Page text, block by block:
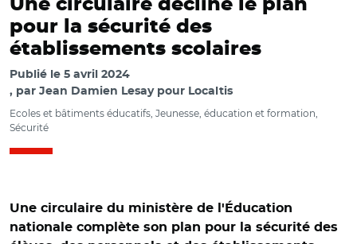
Une circulaire décline le plan
pour la sécurité des
établissements scolaires
Publié le 5 avril 2024
par Jean Damien Lesay pour Localtis
Ecoles et bâtiments éducatifs, Jeunesse, éducation et formation,
Sécurité
Une circulaire du ministère de l'Éducation
nationale complète son plan pour la sécurité des